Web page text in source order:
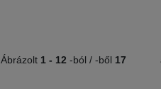
Ábrázolt 1 - 12 -ból / -ből 17